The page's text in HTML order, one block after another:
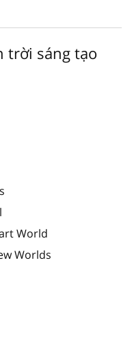
trời sáng tạo
World
Worlds